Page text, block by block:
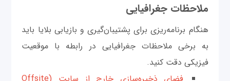
ملاحظات جغرافیایی
هنگام برنامه‌ریزی برای پشتیبان‌گیری و بازیابی بلایا باید
به برخی ملاحظات جغرافیایی در رابطه با موقعیت
فیزیکی دقت کنید.